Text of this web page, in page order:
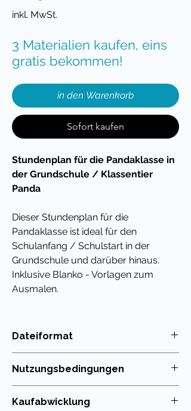
inkl. MwSt.
3 Materialien kaufen, eins
gratis bekommen!
in den Warenkorb
Sofort kaufen
Stundenplan für die Pandaklasse in
der Grundschule / Klassentier
Panda
Dieser Stundenplan für die
Pandaklasse ist ideal für den
Schulanfang / Schulstart in der
Grundschule und darüber hinaus.
Inklusive Blanko - Vorlagen zum
Ausmalen.
diesem hübschen Stundenplan
hinterlassen würdest.
Übrigens habe ich für viele
Dateiformat
Nutzungsbedingungen
ist nur für die eigenen Klassen erlaubt. Die
Kaufabwicklung